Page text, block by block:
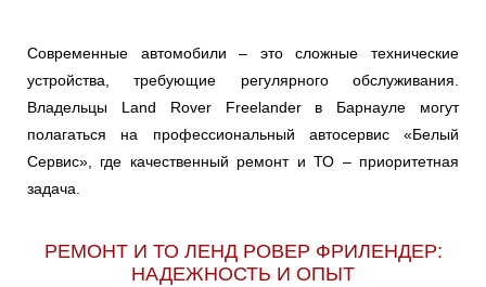
Современные автомобили – это сложные технические
устройства, требующие регулярного обслуживания.
Владельцы Land Rover Freelander в Барнауле могут
полагаться на профессиональный автосервис «Белый
Сервис», где качественный ремонт и ТО – приоритетная
задача.
РЕМОНТ И ТО ЛЕНД РОВЕР ФРИЛЕНДЕР:
НАДЕЖНОСТЬ И ОПЫТ